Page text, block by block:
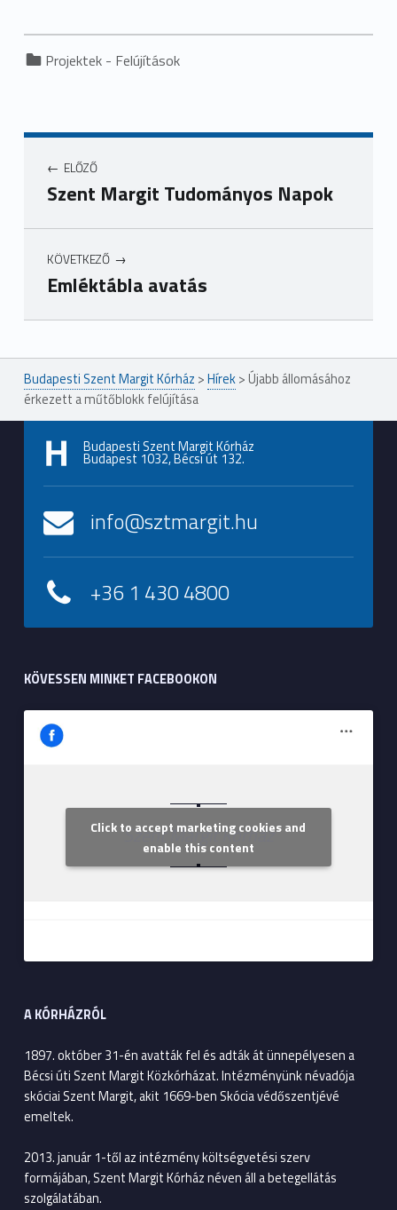
Projektek - Felújítások
ELŐZŐ
Szent Margit Tudományos Napok
KÖVETKEZŐ
Emléktábla avatás
Ugrás a főmenühöz
Budapesti Szent Margit Kórház >Hírek> Újabb állomásához
érkezett a műtőblokk felújítása
Budapesti Szent Margit Kórház
Budapest 1032, Bécsi út 132.
info@sztmargit.hu
+36 1 430 4800
KÖVESSEN MINKET FACEBOOKON
Szent Margit Kórház
Click to accept marketing cookies and
enable this content
A KÓRHÁZRÓL
1897. október 31-én avatták fel és adták át ünnepélyesen a
Bécsi úti Szent Margit Közkórházat. Intézményünk névadója
skóciai Szent Margit, akit 1669-ben Skócia védőszentjévé
emeltek.
2013. január 1-től az intézmény költségvetési szerv
formájában, Szent Margit Kórház néven áll a betegellátás
szolgálatában.